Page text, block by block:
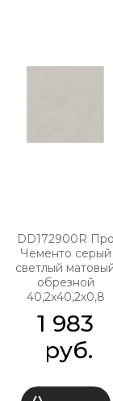
DD172900R Про
Чементо серый
светлый
обрезной
40,2x40,2x0,8
1 983
руб.